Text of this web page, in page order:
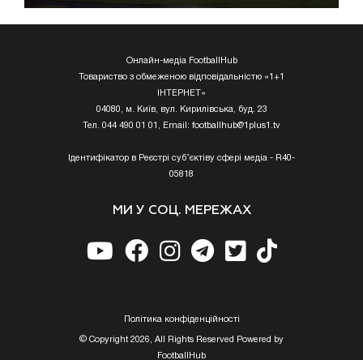
Онлайн-медіа FootballHub
Товариство з обмеженою відповідальністю «1+1
ІНТЕРНЕТ»
04080, м. Київ, вул. Кирилівська, буд. 23
Тел. 044 490 01 01, Email: footballhub@1plus1.tv
Ідентифікатор в Реєстрі суб’єктіву сфері медіа - R40-
05818
МИ У СОЦ. МЕРЕЖАХ
Полiтика конфiденцiйностi
© Copyright 2026, All Rights Reserved Powered by
FootballHub